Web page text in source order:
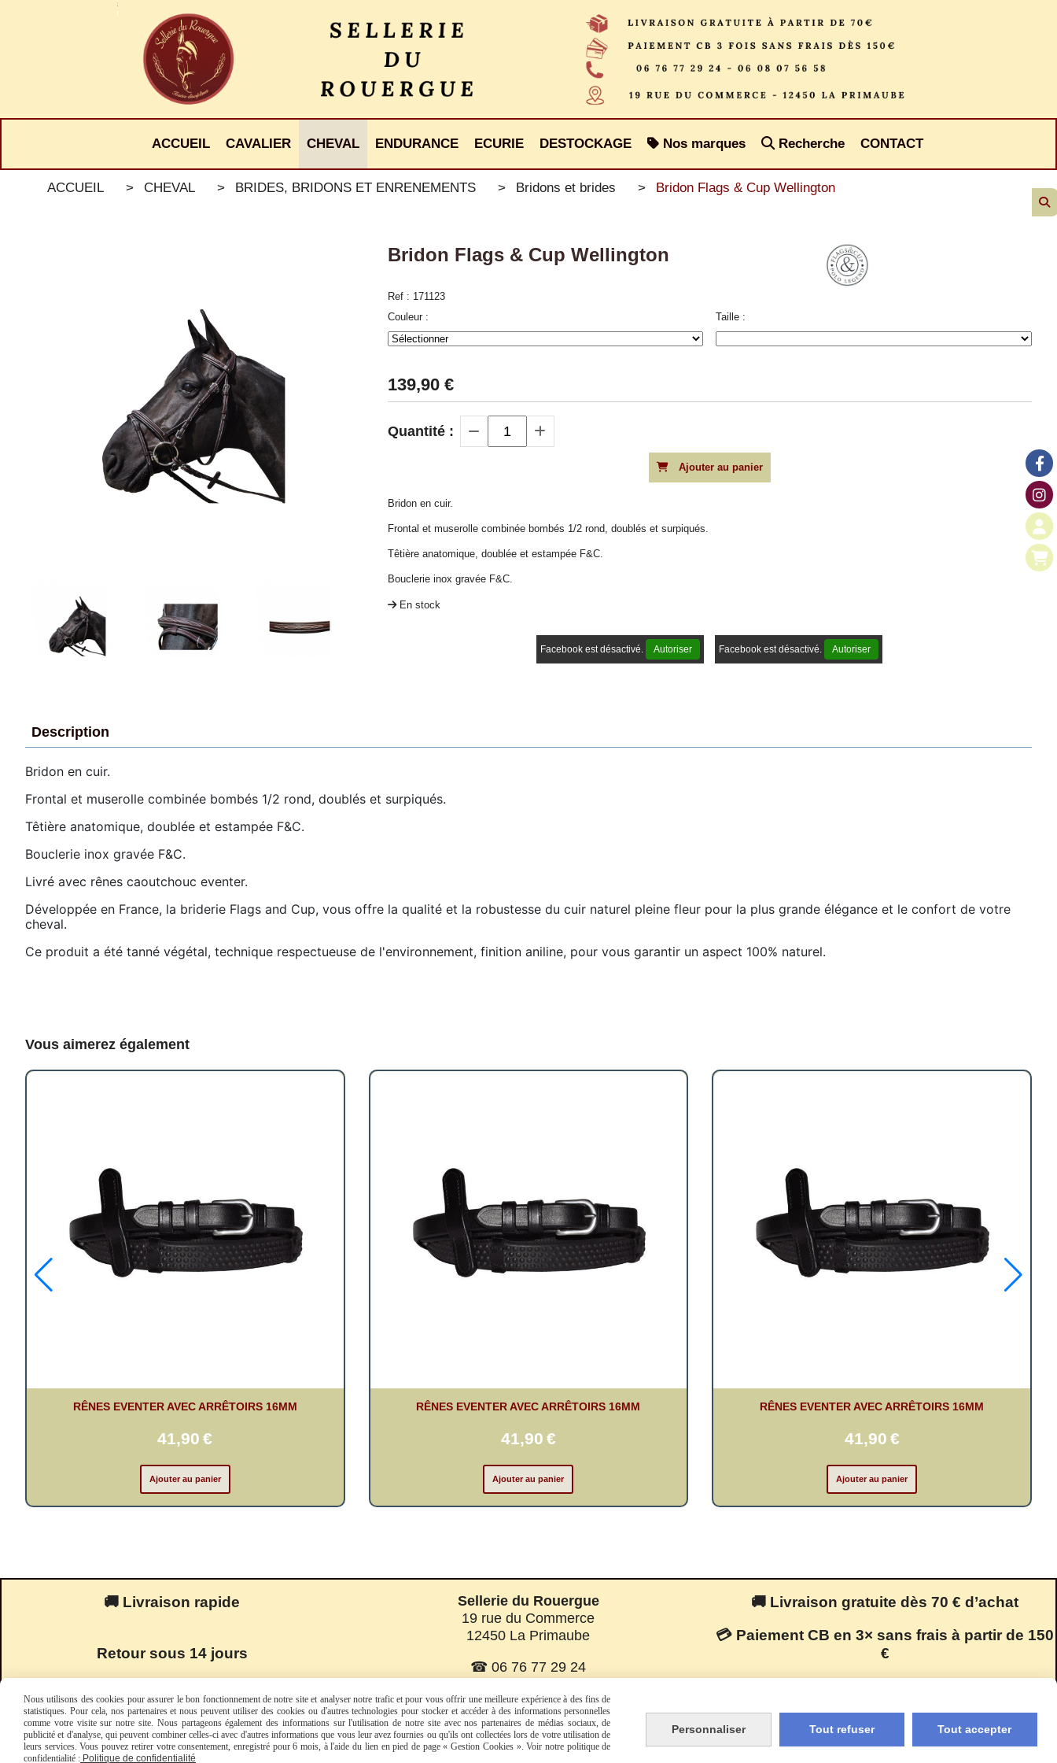
ACCUEIL CAVALIER CHEVAL ENDURANCE ECURIE DESTOCKAGE Nos marques Recherche CONTACT
ACCUEIL CHEVAL BRIDES, BRIDONS ET ENRENEMENTS Bridons et brides Bridon Flags & Cup Wellington
Bridon Flags & Cup Wellington
Ref : 171123
Couleur :
Taille :
139,90€
Quantité :
Ajouter au panier
Bridon en cuir.
Frontal et muserolle combinée bombés 1/2 rond, doublés et surpiqués.
Têtière anatomique, doublée et estampée F&C.
Bouclerie inox gravée F&C.
En stock
Facebook est désactivé. Autoriser Facebook est désactivé. Autoriser
Description
Bridon en cuir.
Frontal et muserolle combinée bombés 1/2 rond, doublés et surpiqués.
Têtière anatomique, doublée et estampée F&C.
Bouclerie inox gravée F&C.
Livré avec rênes caoutchouc eventer.
Développée en France, la briderie Flags and Cup, vous offre la qualité et la robustesse du cuir naturel pleine fleur pour la plus grande élégance et le confort de votre
cheval.
Ce produit a été tanné végétal, technique respectueuse de l'environnement, finition aniline, pour vous garantir un aspect 100% naturel.
Vous aimerez également
RÊNES EVENTER AVEC ARRÊTOIRS 16MM
41,90 €
Ajouter au panier
RÊNES EVENTER AVEC ARRÊTOIRS 16MM
41,90 €
Ajouter au panier
RÊNES EVENTER AVEC ARRÊTOIRS 16MM
41,90 €
Ajouter au panier
🚚 Livraison rapide
Retour sous 14 jours
Sellerie du Rouergue
19 rue du Commerce
12450 La Primaube
☎ 06 76 77 29 24
🚚 Livraison gratuite dès 70 € d’achat
💳 Paiement CB en 3× sans frais à partir de 150
€
Facebook est désactivé. Autoriser
Panneau de gestion des cookies
Nous utilisons des cookies pour assurer le bon fonctionnement de notre site et analyser notre trafic et pour vous offrir une meilleure expérience à des fins de
statistiques. Pour cela, nos partenaires et nous peuvent utiliser des cookies ou d'autres technologies pour stocker et accéder à des informations personnelles
comme votre visite sur notre site. Nous partageons également des informations sur l'utilisation de notre site avec nos partenaires de médias sociaux, de
publicité et d'analyse, qui peuvent combiner celles-ci avec d'autres informations que vous leur avez fournies ou qu'ils ont collectées lors de votre utilisation de
leurs services. Vous pouvez retirer votre consentement, enregistré pour 6 mois, à l'aide du lien en pied de page « Gestion Cookies ». Voir notre politique de
confidentialité : Politique de confidentialité
Personnaliser Tout refuser Tout accepter